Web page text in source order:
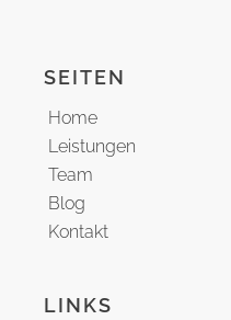
SEITEN
Home
Leistungen
Team
Blog
Kontakt
LINKS